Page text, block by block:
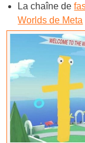
La chaîne de
Worlds de Meta